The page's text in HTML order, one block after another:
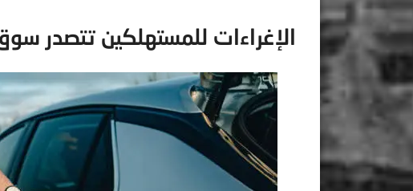
الإغراءات للمستهلكين تتصدر سوق